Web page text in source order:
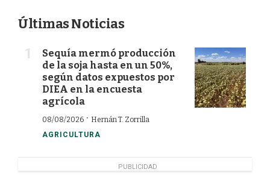
Últimas Noticias
Sequía mermó producción
de la soja hasta en un 50%,
según datos expuestos por
DIEA en la encuesta
agrícola
08/08/2026 · Hernán T. Zorrilla
AGRICULTURA
PUBLICIDAD